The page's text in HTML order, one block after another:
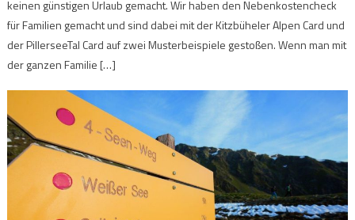
keinen günstigen Urlaub gemacht. Wir haben den Nebenkostencheck
für Familien gemacht und sind dabei mit der Kitzbüheler Alpen Card und
der PillerseeTal Card auf zwei Musterbeispiele gestoßen. Wenn man mit
der ganzen Familie […]